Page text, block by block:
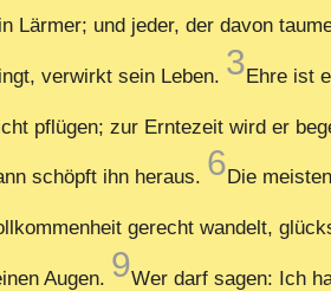
Lärmer; und jeder, der davon
verwirkt sein Leben. 3Ehre ist
pflügen; zur Erntezeit wird er
schöpft ihn heraus. 6Die
gerecht wandelt,
Augen. 9Wer darf sagen: Ich